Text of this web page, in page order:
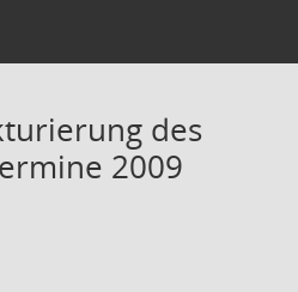
des
2009